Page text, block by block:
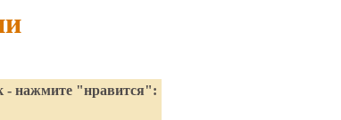
- нажмите "нравится":